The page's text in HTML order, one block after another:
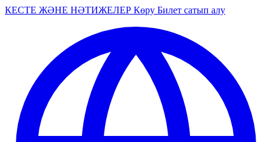
КЕСТЕ ЖӘНЕ НӘТИЖЕЛЕР Көру Билет сатып алу